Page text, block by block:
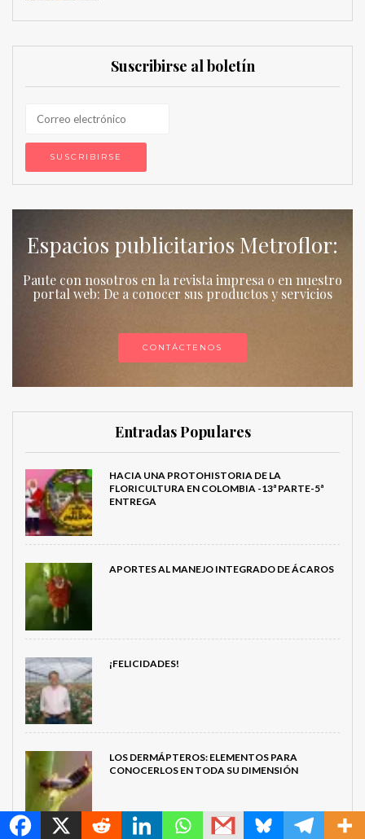
Suscribirse al boletín
Espacios publicitarios Metroflor:
Paute con nosotros en la revista impresa o en nuestro
portal web: De a conocer sus productos y servicios
CONTÁCTENOS
Entradas Populares
HACIA UNA PROTOHISTORIA DE LA
FLORICULTURA EN COLOMBIA -13ª PARTE-5ª
ENTREGA
APORTES AL MANEJO INTEGRADO DE ÁCAROS
¡FELICIDADES!
LOS DERMÁPTEROS: ELEMENTOS PARA
CONOCERLOS EN TODA SU DIMENSIÓN